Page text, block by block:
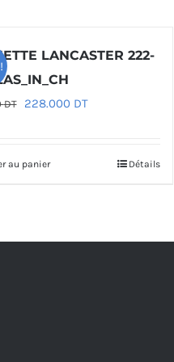
LANCASTER 222-
DT
Le
était :
228.000 DTLe
au panier Détails